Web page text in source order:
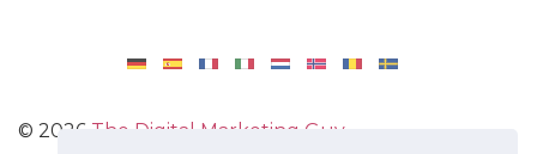
© 2026 The Digital Marketing Guy